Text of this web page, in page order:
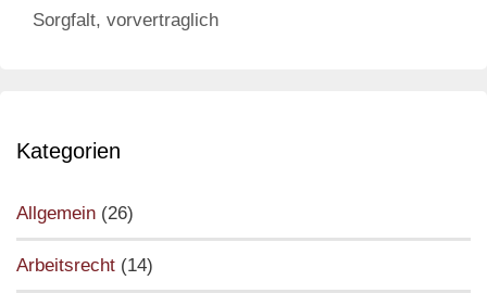
Sorgfalt, vorvertraglich
Kategorien
Allgemein (26)
Arbeitsrecht (14)